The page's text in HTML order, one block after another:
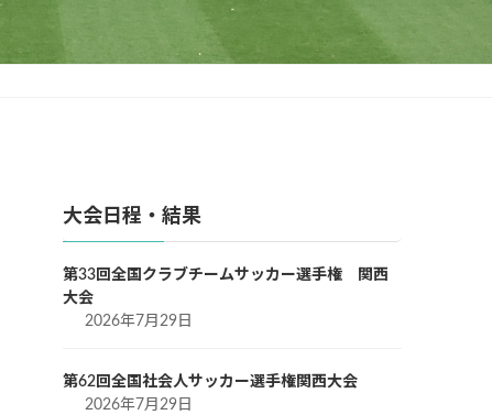
大会日程・結果
第33回全国クラブチームサッカー選手権 関西
大会
2026年7月29日
第62回全国社会人サッカー選手権関西大会
2026年7月29日